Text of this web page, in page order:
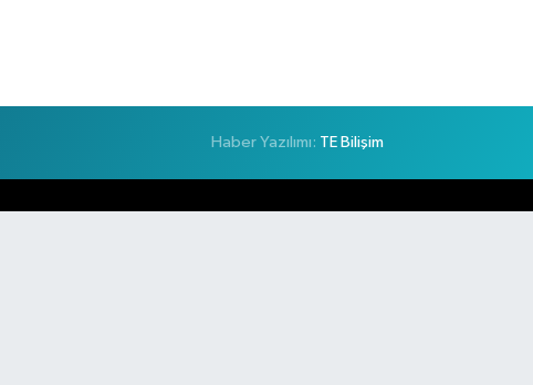
Haber Yazılımı: TE Bilişim